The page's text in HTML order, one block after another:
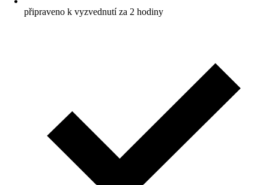
připraveno k vyzvednutí za 2 hodiny